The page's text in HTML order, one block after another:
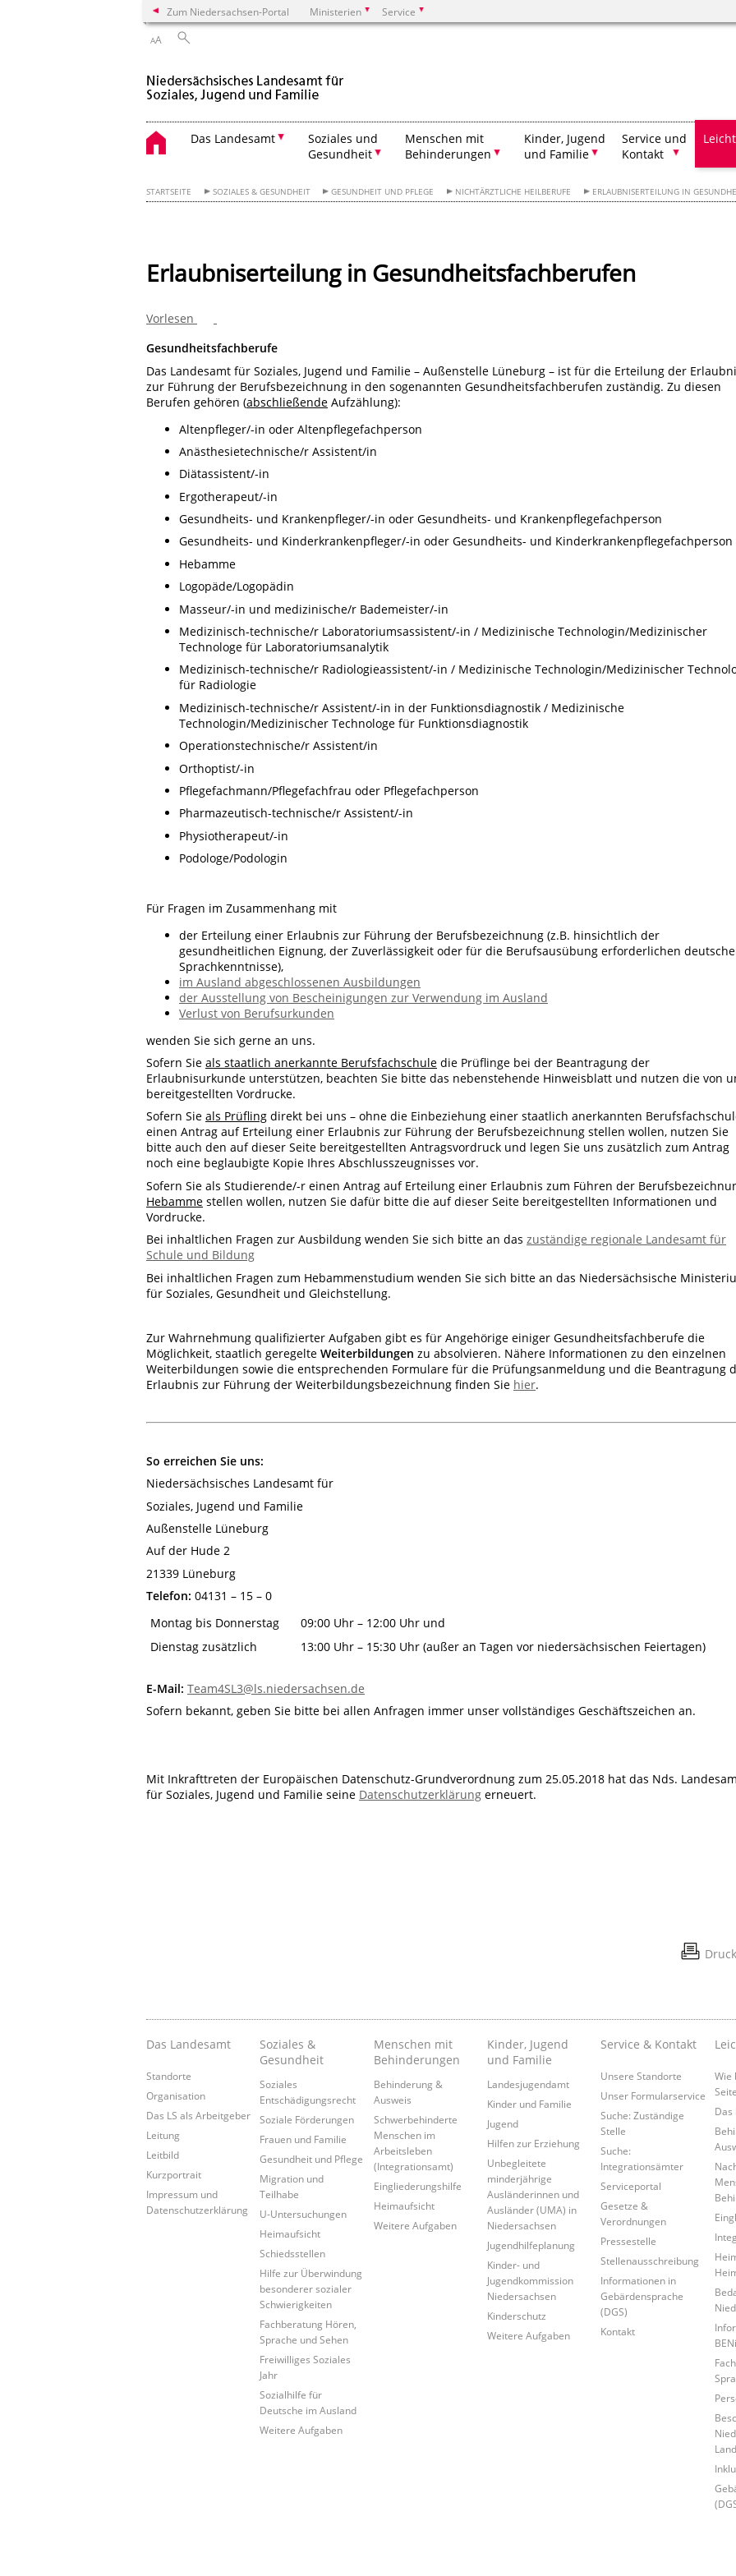
Zum Niedersachsen-Portal Ministerien Service
AA
Das Landesamt
Soziales und
Gesundheit
Menschen mit
Behinderungen
Kinder, Jugend
und Familie
Service und
Kontakt
STARTSEITE SOZIALES & GESUNDHEIT GESUNDHEIT UND PFLEGE NICHTÄRZTLICHE HEILBERUFE ERLAUBNISERTEILUNG IN
Erlaubniserteilung in Gesundheitsfachberufen
Vorlesen
Gesundheitsfachberufe
Das Landesamt für Soziales, Jugend und Familie – Außenstelle Lüneburg – ist für die Erteilung der
zur Führung der Berufsbezeichnung in den sogenannten Gesundheitsfachberufen zuständig. Zu diesen
Berufen gehören (abschließende Aufzählung):
Altenpfleger/-in oder Altenpflegefachperson
Anästhesietechnische/r Assistent/in
Diätassistent/-in
Ergotherapeut/-in
Gesundheits- und Krankenpfleger/-in oder Gesundheits- und Krankenpflegefachperson
Gesundheits- und Kinderkrankenpfleger/-in oder Gesundheits- und Kinderkrankenpflegefachperson
Hebamme
Logopäde/Logopädin
Masseur/-in und medizinische/r Bademeister/-in
Medizinisch-technische/r Laboratoriumsassistent/-in / Medizinische Technologin/Medizinischer
Technologe für Laboratoriumsanalytik
Medizinisch-technische/r Radiologieassistent/-in / Medizinische Technologin/Medizinischer
für Radiologie
Medizinisch-technische/r Assistent/-in in der Funktionsdiagnostik / Medizinische
Technologin/Medizinischer Technologe für Funktionsdiagnostik
Operationstechnische/r Assistent/in
Orthoptist/-in
Pflegefachmann/Pflegefachfrau oder Pflegefachperson
Pharmazeutisch-technische/r Assistent/-in
Physiotherapeut/-in
Podologe/Podologin
Für Fragen im Zusammenhang mit
der Erteilung einer Erlaubnis zur Führung der Berufsbezeichnung (z.B. hinsichtlich der
gesundheitlichen Eignung, der Zuverlässigkeit oder für die Berufsausübung erforderlichen
Sprachkenntnisse),
im Ausland abgeschlossenen Ausbildungen
der Ausstellung von Bescheinigungen zur Verwendung im Ausland
Verlust von Berufsurkunden
wenden Sie sich gerne an uns.
Sofern Sie als staatlich anerkannte Berufsfachschule die Prüflinge bei der Beantragung der
Erlaubnisurkunde unterstützen, beachten Sie bitte das nebenstehende Hinweisblatt und nutzen die von
bereitgestellten Vordrucke.
Sofern Sie als Prüfling direkt bei uns – ohne die Einbeziehung einer staatlich anerkannten
einen Antrag auf Erteilung einer Erlaubnis zur Führung der Berufsbezeichnung stellen wollen, nutzen Sie
bitte auch den auf dieser Seite bereitgestellten Antragsvordruck und legen Sie uns zusätzlich zum Antrag
noch eine beglaubigte Kopie Ihres Abschlusszeugnisses vor.
Sofern Sie als Studierende/-r einen Antrag auf Erteilung einer Erlaubnis zum Führen der
Hebamme stellen wollen, nutzen Sie dafür bitte die auf dieser Seite bereitgestellten Informationen und
Vordrucke.
Bei inhaltlichen Fragen zur Ausbildung wenden Sie sich bitte an das zuständige regionale Landesamt für
Schule und Bildung
Bei inhaltlichen Fragen zum Hebammenstudium wenden Sie sich bitte an das Niedersächsische
für Soziales, Gesundheit und Gleichstellung.
Zur Wahrnehmung qualifizierter Aufgaben gibt es für Angehörige einiger Gesundheitsfachberufe die
Möglichkeit, staatlich geregelte Weiterbildungen zu absolvieren. Nähere Informationen zu den einzelnen
Weiterbildungen sowie die entsprechenden Formulare für die Prüfungsanmeldung und die Beantragung
Erlaubnis zur Führung der Weiterbildungsbezeichnung finden Sie hier.
So erreichen Sie uns:
Niedersächsisches Landesamt für
Soziales, Jugend und Familie
Außenstelle Lüneburg
Auf der Hude 2
21339 Lüneburg
Telefon: 04131 – 15 – 0
Montag bis Donnerstag
09:00 Uhr – 12:00 Uhr und
Dienstag zusätzlich
13:00 Uhr – 15:30 Uhr (außer an Tagen vor niedersächsischen Feiertagen)
E-Mail: Team4SL3@ls.niedersachsen.de
Sofern bekannt, geben Sie bitte bei allen Anfragen immer unser vollständiges Geschäftszeichen an.
Mit Inkrafttreten der Europäischen Datenschutz-Grundverordnung zum 25.05.2018 hat das Nds.
für Soziales, Jugend und Familie seine Datenschutzerklärung erneuert.
Das Landesamt
Standorte
Organisation
Das LS als Arbeitgeber
Leitung
Leitbild
Kurzportrait
Impressum und
Datenschutzerklärung
Soziales &
Gesundheit
Soziales
Entschädigungsrecht
Soziale Förderungen
Frauen und Familie
Gesundheit und Pflege
Migration und
Teilhabe
U-Untersuchungen
Heimaufsicht
Schiedsstellen
Hilfe zur Überwindung
besonderer sozialer
Schwierigkeiten
Fachberatung Hören,
Sprache und Sehen
Freiwilliges Soziales
Jahr
Sozialhilfe für
Deutsche im Ausland
Weitere Aufgaben
Menschen mit
Behinderungen
Behinderung &
Ausweis
Schwerbehinderte
Menschen im
Arbeitsleben
(Integrationsamt)
Eingliederungshilfe
Heimaufsicht
Weitere Aufgaben
Kinder, Jugend
und Familie
Landesjugendamt
Kinder und Familie
Jugend
Hilfen zur Erziehung
Unbegleitete
minderjährige
Ausländerinnen und
Ausländer (UMA) in
Niedersachsen
Jugendhilfeplanung
Kinder- und
Jugendkommission
Niedersachsen
Kinderschutz
Weitere Aufgaben
Service & Kontakt
Unsere Standorte
Unser Formularservice
Suche: Zuständige
Stelle
Suche:
Integrationsämter
Serviceportal
Gesetze &
Verordnungen
Pressestelle
Stellenausschreibung
Informationen in
Gebärdensprache
(DGS)
Kontakt
Wie
Seite
Das
BENi